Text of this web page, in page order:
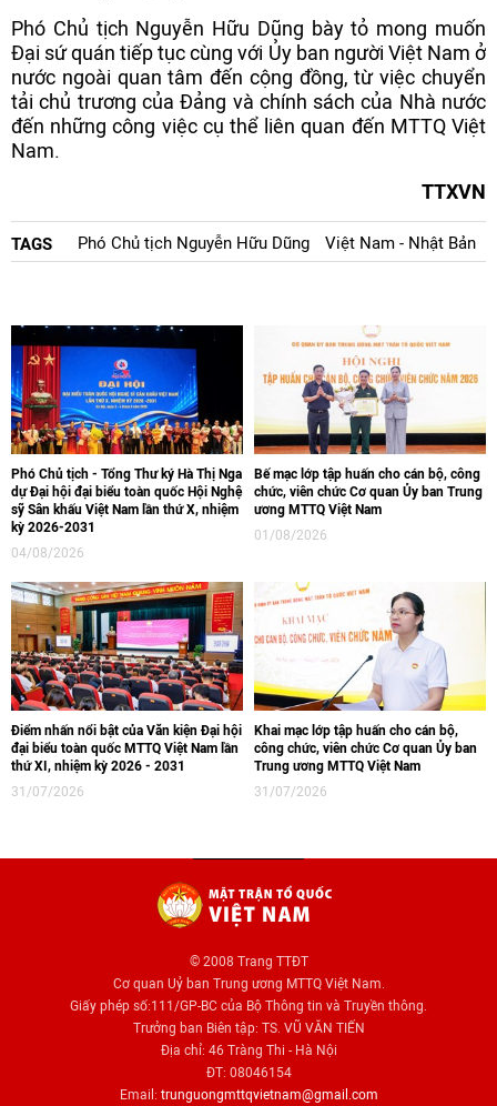
Phó Chủ tịch Nguyễn Hữu Dũng bày tỏ mong muốn
Đại sứ quán tiếp tục cùng với Ủy ban người Việt Nam ở
nước ngoài quan tâm đến cộng đồng, từ việc chuyển
tải chủ trương của Đảng và chính sách của Nhà nước
đến những công việc cụ thể liên quan đến MTTQ Việt
Nam.
TTXVN
TAGS Phó Chủ tịch Nguyễn Hữu Dũng Việt Nam - Nhật Bản
Phó Chủ tịch - Tổng Thư ký Hà Thị Nga
dự Đại hội đại biểu toàn quốc Hội Nghệ
sỹ Sân khấu Việt Nam lần thứ X, nhiệm
kỳ 2026-2031
04/08/2026
Bế mạc lớp tập huấn cho cán bộ, công
chức, viên chức Cơ quan Ủy ban Trung
ương MTTQ Việt Nam
01/08/2026
Điểm nhấn nổi bật của Văn kiện Đại hội
đại biểu toàn quốc MTTQ Việt Nam lần
thứ XI, nhiệm kỳ 2026 - 2031
31/07/2026
Khai mạc lớp tập huấn cho cán bộ,
công chức, viên chức Cơ quan Ủy ban
Trung ương MTTQ Việt Nam
31/07/2026
© 2008 Trang TTĐT
Cơ quan Uỷ ban Trung ương MTTQ Việt Nam.
Giấy phép số:111/GP-BC của Bộ Thông tin và Truyền thông.
Trưởng ban Biên tập: TS. VŨ VĂN TIẾN
Địa chỉ: 46 Tràng Thi - Hà Nội
ĐT: 08046154
Email: trunguongmttqvietnam@gmail.com